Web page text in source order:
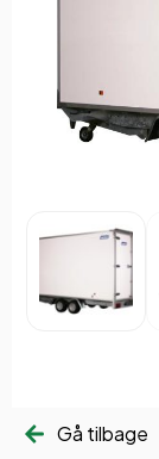
Gå tilbage